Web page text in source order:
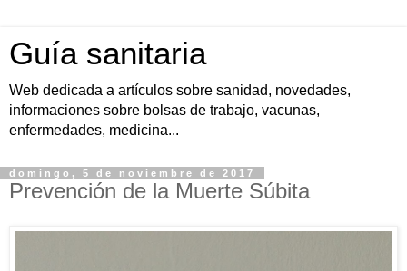
Guía sanitaria
Web dedicada a artículos sobre sanidad, novedades,
informaciones sobre bolsas de trabajo, vacunas,
enfermedades, medicina...
domingo, 5 de noviembre de 2017
Prevención de la Muerte Súbita